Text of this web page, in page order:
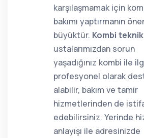
karşılaşmamak için
bakımı yaptırmanın
büyüktür. Kombi
ustalarımızdan sorun
yaşadığınız kombi ile
profesyonel olarak
alabilir, bakım ve tamir
hizmetlerinden de
edebilirsiniz. Yerinde
anlayışı ile adresinizde